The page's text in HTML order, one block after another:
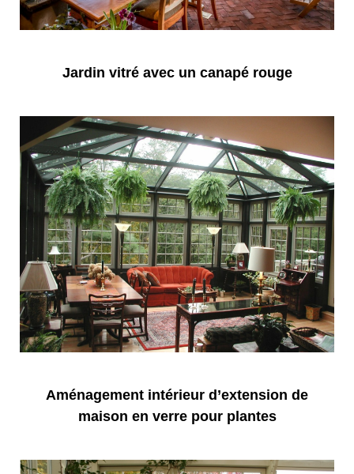
Jardin vitré avec un canapé rouge
Aménagement intérieur d’extension de
maison en verre pour plantes